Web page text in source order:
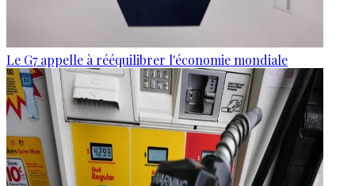
Le G7 appelle à rééquilibrer l'économie mondiale